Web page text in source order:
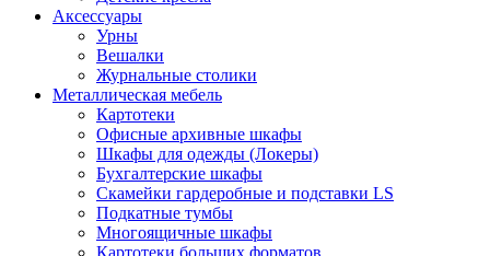
Аксессуары
Урны
Вешалки
Журнальные столики
Металлическая мебель
Картотеки
Офисные архивные шкафы
Шкафы для одежды (Локеры)
Бухгалтерские шкафы
Скамейки гардеробные и подставки LS
Подкатные тумбы
Многоящичные шкафы